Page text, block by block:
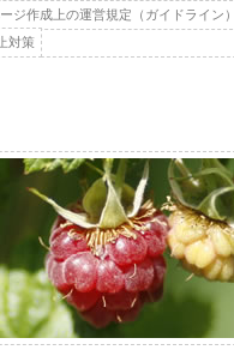
ジ作成上の運営規定（ガイドライン）
対策